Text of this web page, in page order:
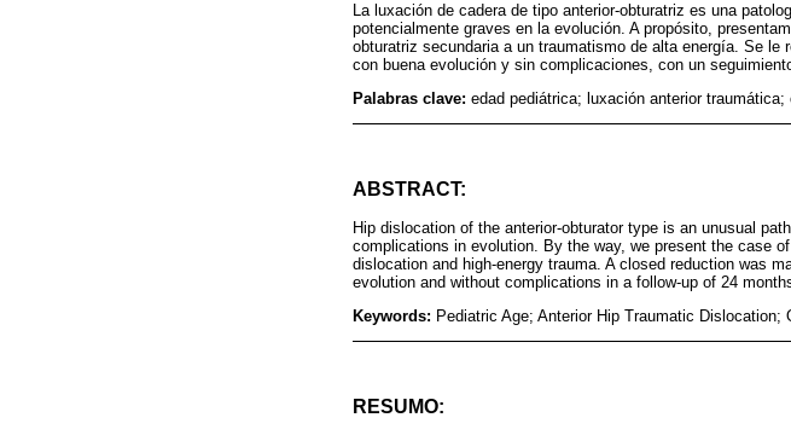
La luxación de cadera de tipo anterior-obturatriz es una
potencialmente graves en la evolución. A propósito,
obturatriz secundaria a un traumatismo de alta energía. Se
con buena evolución y sin complicaciones, con un
Palabras clave: edad pediátrica; luxación anterior
ABSTRACT:
Hip dislocation of the anterior-obturator type is an unusual
complications in evolution. By the way, we present the case
dislocation and high-energy trauma. A closed reduction was
evolution and without complications in a follow-up of 24
Keywords: Pediatric Age; Anterior Hip Traumatic Dislocation;
RESUMO: